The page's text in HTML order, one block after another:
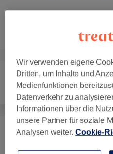
Nägel
Wimpernverlängerungen (4)
Wir verwenden eigene
Dritten, um Inhalte und
Medienfunktionen
Datenverkehr zu
Informationen über die
unsere Partner für soziale
Analysen weiter. Cookie-